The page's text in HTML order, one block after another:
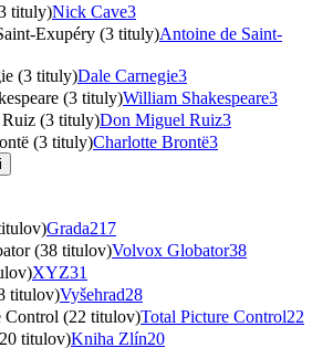
tituly)Nick Cave3
Exupéry (3 tituly)Antoine de Saint-
(3 tituly)Dale Carnegie3
(3 tituly)William Shakespeare3
(3 tituly)Don Miguel Ruiz3
(3 tituly)Charlotte Brontë3
Grada217
(38 titulov)Volvox Globator38
XYZ31
titulov)Vyšehrad28
Control (22 titulov)Total Picture Control22
titulov)Kniha Zlín20